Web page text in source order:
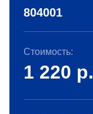
804001
Стоимость:
1 220 р.